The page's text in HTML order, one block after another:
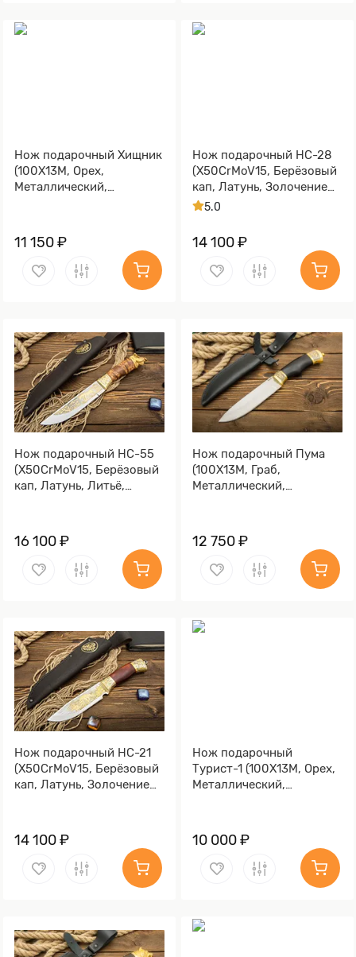
Нож подарочный Хищник
(100Х13М, Орех,
Металлический,
11 150 ₽
Нож подарочный НС-28
(X50CrMoV15, Берёзовый
кап, Латунь, Золочение
клинка гарды и тыльника)
5.0
14 100 ₽
Нож подарочный НС-55
(X50CrMoV15, Берёзовый
кап, Латунь, Литьё,
16 100 ₽
Нож подарочный Пума
(100Х13М, Граб,
Металлический,
12 750 ₽
Нож подарочный НС-21
(X50CrMoV15, Берёзовый
кап, Латунь, Золочение
14 100 ₽
Нож подарочный
Турист-1 (100Х13М, Орех,
Металлический,
10 000 ₽